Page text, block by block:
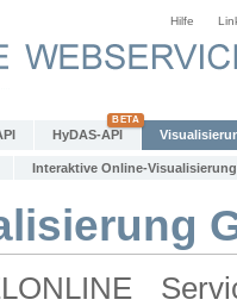
Hilfe
HyDAS-API
Interaktive Online-Visualisierung